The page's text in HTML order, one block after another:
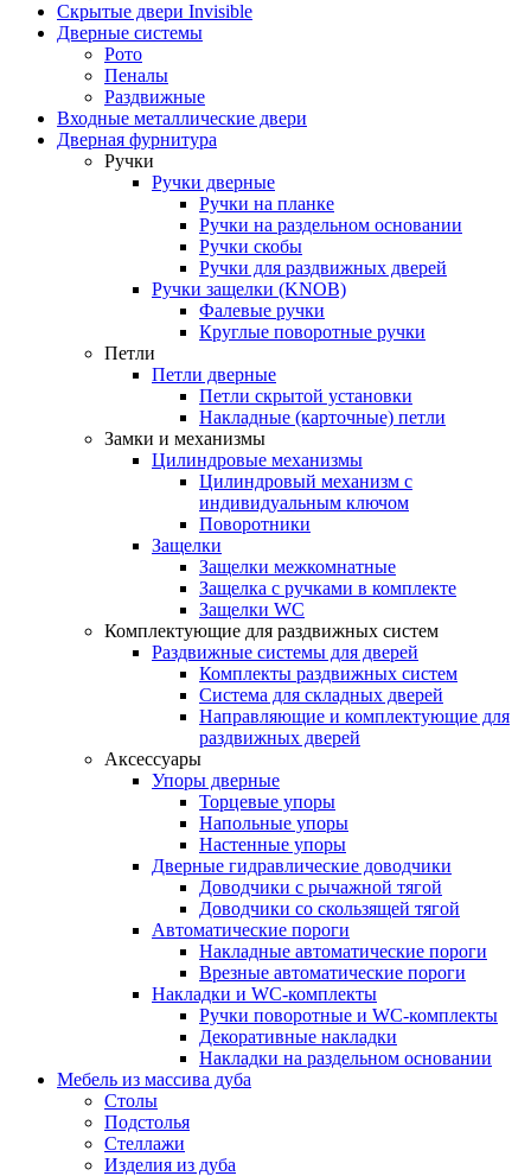
Скрытые двери Invisible
Дверные системы
Рото
Пеналы
Раздвижные
Входные металлические двери
Дверная фурнитура
Ручки
Ручки дверные
Ручки на планке
Ручки на раздельном основании
Ручки скобы
Ручки для раздвижных дверей
Ручки защелки (KNOB)
Фалевые ручки
Круглые поворотные ручки
Петли
Петли дверные
Петли скрытой установки
Накладные (карточные) петли
Замки и механизмы
Цилиндровые механизмы
Цилиндровый механизм с
индивидуальным ключом
Поворотники
Защелки
Защелки межкомнатные
Защелка с ручками в комплекте
Защелки WC
Комплектующие для раздвижных систем
Раздвижные системы для дверей
Комплекты раздвижных систем
Система для складных дверей
Направляющие и комплектующие для
раздвижных дверей
Аксессуары
Упоры дверные
Торцевые упоры
Напольные упоры
Настенные упоры
Дверные гидравлические доводчики
Доводчики с рычажной тягой
Доводчики со скользящей тягой
Автоматические пороги
Накладные автоматические пороги
Врезные автоматические пороги
Накладки и WC-комплекты
Ручки поворотные и WC-комплекты
Декоративные накладки
Накладки на раздельном основании
Мебель из массива дуба
Столы
Подстолья
Стеллажи
Изделия из дуба